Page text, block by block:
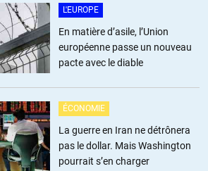
L'EUROPE
En matière d’asile, l’Union
européenne passe un nouveau
pacte avec le diable
ÉCONOMIE
La guerre en Iran ne détrônera
pas le dollar. Mais Washington
pourrait s’en charger